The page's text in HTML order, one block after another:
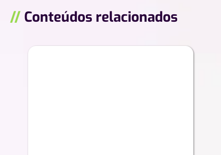
// Conteúdos relacionados